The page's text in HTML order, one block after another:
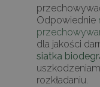
Odpowiednie
dla jakości
siatka
rozkładaniu.